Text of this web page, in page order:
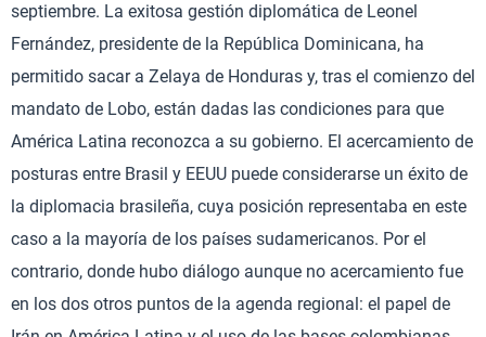
septiembre. La exitosa gestión diplomática de Leonel
Fernández, presidente de la República Dominicana, ha
permitido sacar a Zelaya de Honduras y, tras el comienzo del
mandato de Lobo, están dadas las condiciones para que
América Latina reconozca a su gobierno. El acercamiento de
posturas entre Brasil y EEUU puede considerarse un éxito de
la diplomacia brasileña, cuya posición representaba en este
caso a la mayoría de los países sudamericanos. Por el
contrario, donde hubo diálogo aunque no acercamiento fue
en los dos otros puntos de la agenda regional: el papel de